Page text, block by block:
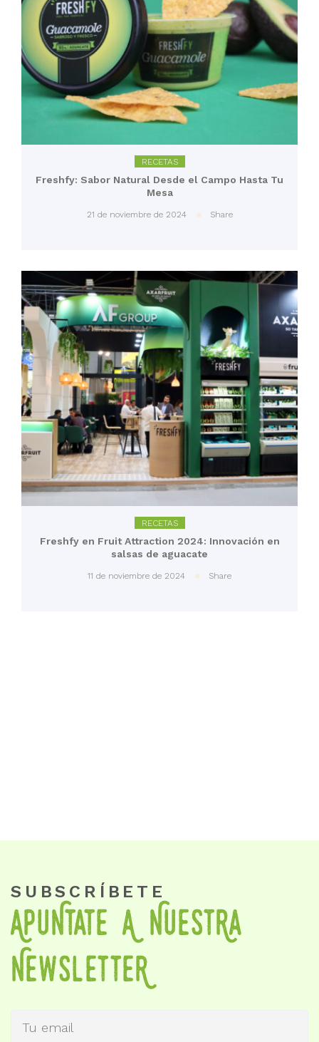
RECETAS
Freshfy: Sabor Natural Desde el Campo Hasta Tu
Mesa
21 de noviembre de 2024 Share
RECETAS
Freshfy en Fruit Attraction 2024: Innovación en
salsas de aguacate
11 de noviembre de 2024 Share
SUBSCRÍBETE
APuNtate A NueStRa
NewSletteR